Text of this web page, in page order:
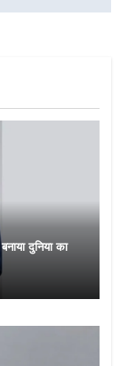
दुनिया का